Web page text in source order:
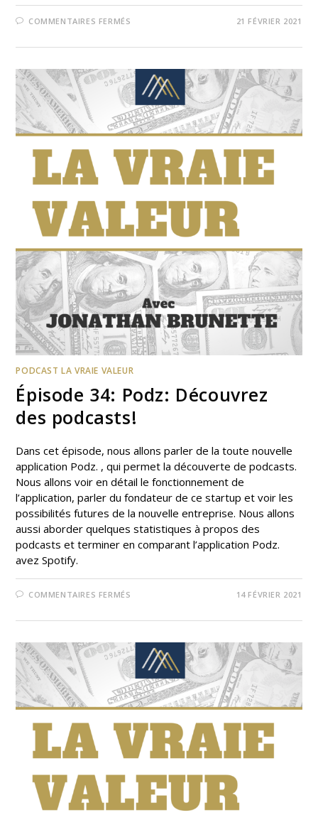
COMMENTAIRES FERMÉS 21 FÉVRIER 2021
PODCAST LA VRAIE VALEUR
Épisode 34: Podz: Découvrez
des podcasts!
Dans cet épisode, nous allons parler de la toute nouvelle
application Podz. , qui permet la découverte de podcasts.
Nous allons voir en détail le fonctionnement de
l’application, parler du fondateur de ce startup et voir les
possibilités futures de la nouvelle entreprise. Nous allons
aussi aborder quelques statistiques à propos des
podcasts et terminer en comparant l’application Podz.
avez Spotify.
COMMENTAIRES FERMÉS 14 FÉVRIER 2021